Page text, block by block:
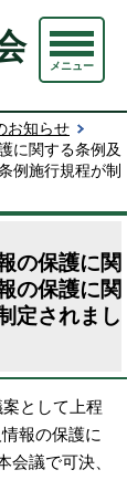
メニュー
お知らせ
に関する条例及
例施行規程が制
の保護に関
の保護に関
定されまし
として上程
報の保護に
議で可決、